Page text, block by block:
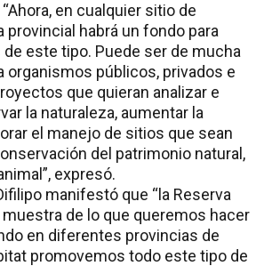
en cualquier sitio de
provincial habrá un fondo para
este tipo. Puede ser de mucha
organismos públicos, privados e
que quieran analizar e
la naturaleza, aumentar la
el manejo de sitios que sean
del patrimonio natural,
expresó.
manifestó que “la Reserva
de lo que queremos hacer
en diferentes provincias de
promovemos todo este tipo de